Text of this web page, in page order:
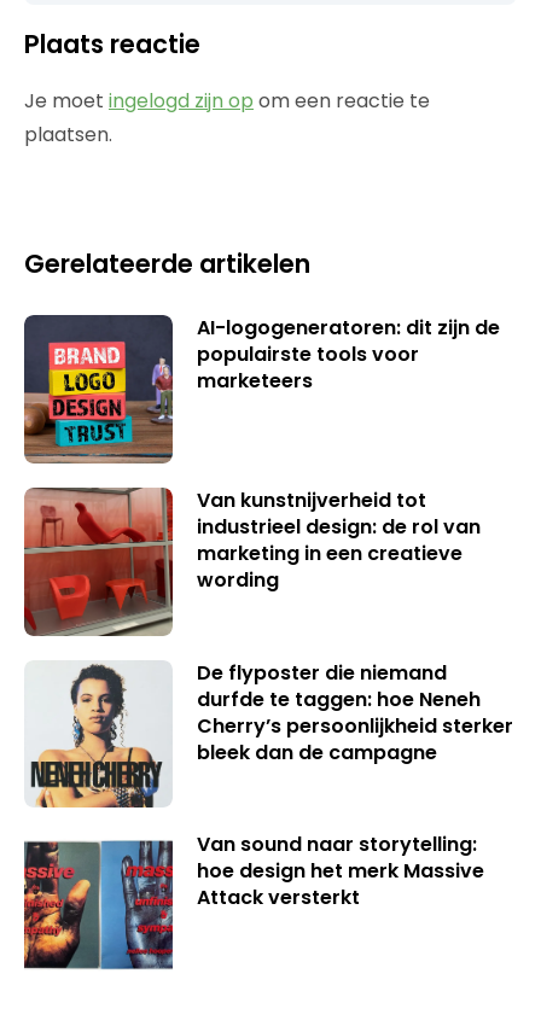
Plaats reactie
Je moet ingelogd zijn op om een reactie te
plaatsen.
Gerelateerde artikelen
AI-logogeneratoren: dit zijn de
populairste tools voor
marketeers
Van kunstnijverheid tot
industrieel design: de rol van
marketing in een creatieve
wording
De flyposter die niemand
durfde te taggen: hoe Neneh
Cherry’s persoonlijkheid sterker
bleek dan de campagne
Van sound naar storytelling:
hoe design het merk Massive
Attack versterkt